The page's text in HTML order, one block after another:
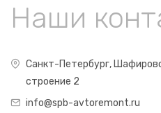
Наши
Санкт-Петербург,
строение 2
info@spb-avtoremont.ru